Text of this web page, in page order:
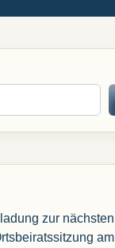
zur nächsten
am